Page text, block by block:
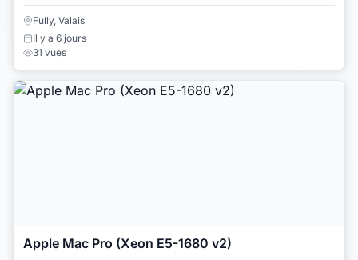
Fully, Valais
Il y a 6 jours
31 vues
Apple Mac Pro (Xeon E5-1680 v2)